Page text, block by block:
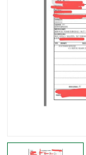
家用电器报关
国际灯具清关